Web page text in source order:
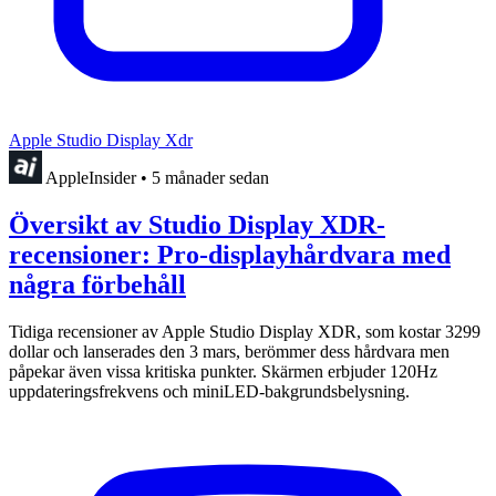
Apple Studio Display Xdr
AppleInsider • 5 månader sedan
Översikt av Studio Display XDR-
recensioner: Pro-displayhårdvara med
några förbehåll
Tidiga recensioner av Apple Studio Display XDR, som kostar 3299
dollar och lanserades den 3 mars, berömmer dess hårdvara men
påpekar även vissa kritiska punkter. Skärmen erbjuder 120Hz
uppdateringsfrekvens och miniLED-bakgrundsbelysning.